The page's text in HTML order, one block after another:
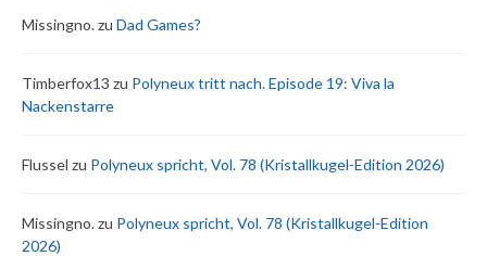
Missingno.zu Dad Games?
Timberfox13 zu Polyneux tritt nach. Episode 19: Viva la
Nackenstarre
Flussel zu Polyneux spricht, Vol. 78 (Kristallkugel-Edition 2026)
Missingno.zu Polyneux spricht, Vol. 78 (Kristallkugel-Edition
2026)